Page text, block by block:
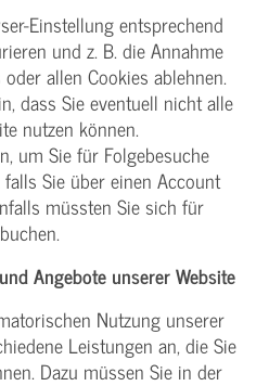
Einstellung entsprechend
und z. B. die Annahme
allen Cookies ablehnen.
dass Sie eventuell nicht alle
nutzen können.
um Sie für Folgebesuche
Sie über einen Account
müssten Sie sich für
Angebote unserer Website
Nutzung unserer
Leistungen an, die Sie
Dazu müssen Sie in der